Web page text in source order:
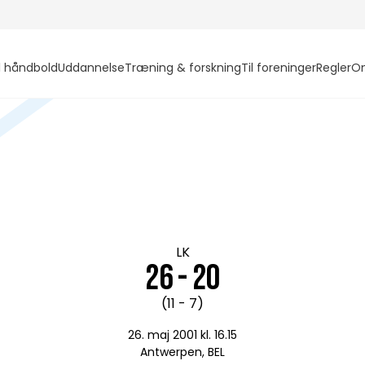
håndboldUddannelseTræning & forskningTil foreningerRegler
LK
26 - 20
(11 - 7)
26. maj 2001 kl. 16.15
Antwerpen, BEL